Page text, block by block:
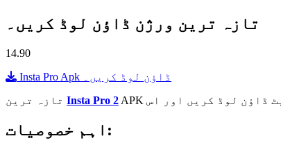
تازہ ترین ورژن ڈاؤن لوڈ کریں۔
14.90
Insta Pro Apk ڈاؤن لوڈ کریں۔
Insta Pro 2
اہم خصوصیات: